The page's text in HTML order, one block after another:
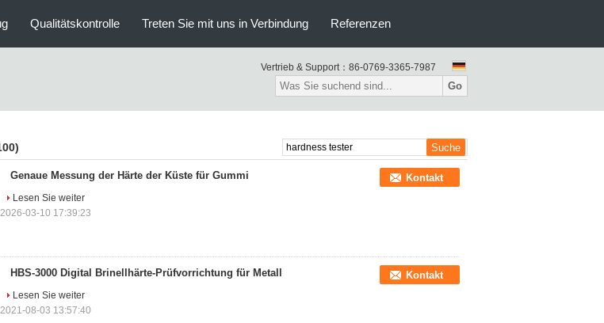
Qualitätskontrolle Treten Sie mit uns in Verbindung Referenzen
Vertrieb & Support： 86-0769-3365-7987
Go
Genaue Messung der Härte der Küste für Gummi Kontakt
Lesen Sie weiter
2026-03-10 17:39:23
HBS-3000 Digital Brinellhärte-Prüfvorrichtung für Metall Kontakt
Lesen Sie weiter
2021-08-03 13:57:40